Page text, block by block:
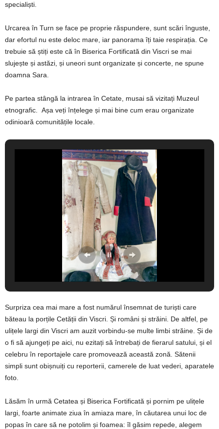
specialiști.
Urcarea în Turn se face pe proprie răspundere, sunt scări înguste,
dar efortul nu este deloc mare, iar panorama îți taie respirația. Ce
trebuie să știți este că în Biserica Fortificată din Viscri se mai
slujește și astăzi, și uneori sunt organizate și concerte, ne spune
doamna Sara.
Pe partea stângă la intrarea în Cetate, musai să vizitați Muzeul
etnografic. Așa veți înțelege și mai bine cum erau organizate
odinioară comunitățile locale.
Surpriza cea mai mare a fost numărul însemnat de turiști care
băteau la porțile Cetății din Viscri. Și români și străini. De altfel, pe
ulițele largi din Viscri am auzit vorbindu-se multe limbi străine. Și de
o fi să ajungeți pe aici, nu ezitați să întrebați de fierarul satului, și el
celebru în reportajele care promovează această zonă. Sătenii
simpli sunt obișnuiți cu reporterii, camerele de luat vederi, aparatele
foto.
Lăsăm în urmă Cetatea și Biserica Fortificată și pornim pe ulițele
largi, foarte animate ziua în amiaza mare, în căutarea unui loc de
popas în care să ne potolim și foamea: îl găsim repede, alegem